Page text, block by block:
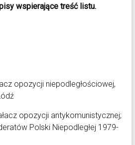
wspierające treść listu.
opozycji niepodległościowej,
opozycji antykomunistycznej;
Polski Niepodległej 1979-